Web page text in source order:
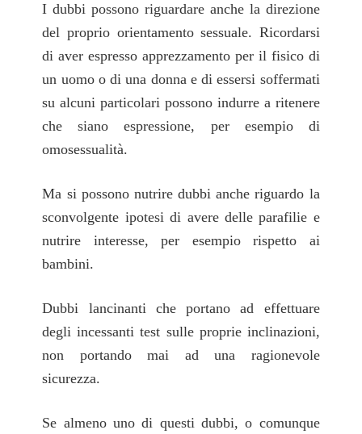
I dubbi possono riguardare anche la direzione
del proprio orientamento sessuale. Ricordarsi
di aver espresso apprezzamento per il fisico di
un uomo o di una donna e di essersi soffermati
su alcuni particolari possono indurre a ritenere
che siano espressione, per esempio di
omosessualità.
Ma si possono nutrire dubbi anche riguardo la
sconvolgente ipotesi di avere delle parafilie e
nutrire interesse, per esempio rispetto ai
bambini.
Dubbi lancinanti che portano ad effettuare
degli incessanti test sulle proprie inclinazioni,
non portando mai ad una ragionevole
sicurezza.
Se almeno uno di questi dubbi, o comunque